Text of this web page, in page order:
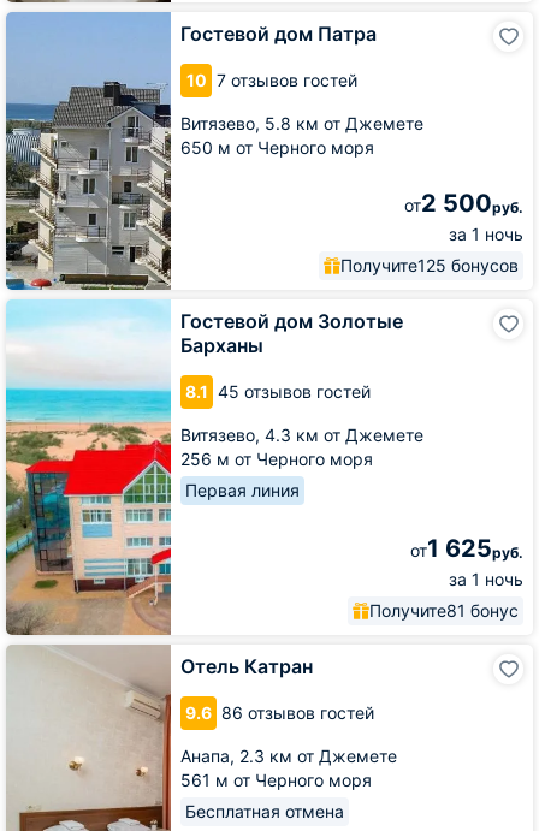
Гостевой дом Патра
10 7 отзывов гостей
Витязево, 5.8 км от Джемете
650 м от Черного моря
от2 500руб.
за 1 ночь
Получите125 бонусов
Гостевой
Гостевой дом Золотые
Барханы
8.1 45 отзывов гостей
Витязево, 4.3 км от Джемете
256 м от Черного моря
Первая линия
от1 625руб.
за 1 ночь
Получите81 бонус
Гостевой
дом
Отель Катран
9.6 86 отзывов гостей
Анапа, 2.3 км от Джемете
561 м от Черного моря
Бесплатная отмена
Отель